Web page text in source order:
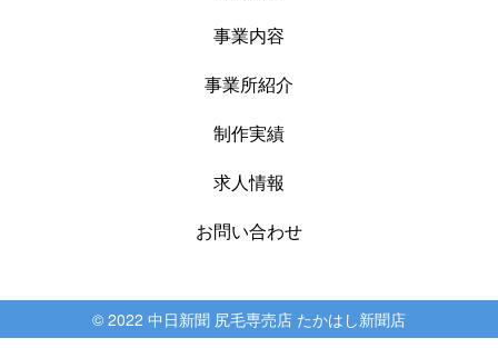
事業内容
事業所紹介
制作実績
求人情報
お問い合わせ
© 2022 中日新聞 尻毛専売店 たかはし新聞店